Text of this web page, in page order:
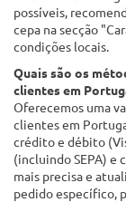
possíveis,
cepa na secção
condições locais.
Quais são os
clientes em
Oferecemos uma
clientes em
crédito e débito
(incluindo SEPA) e
mais precisa e
pedido específico,